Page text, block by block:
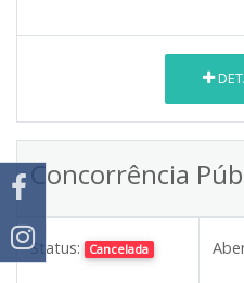
Concorrência
Status: Cancelada